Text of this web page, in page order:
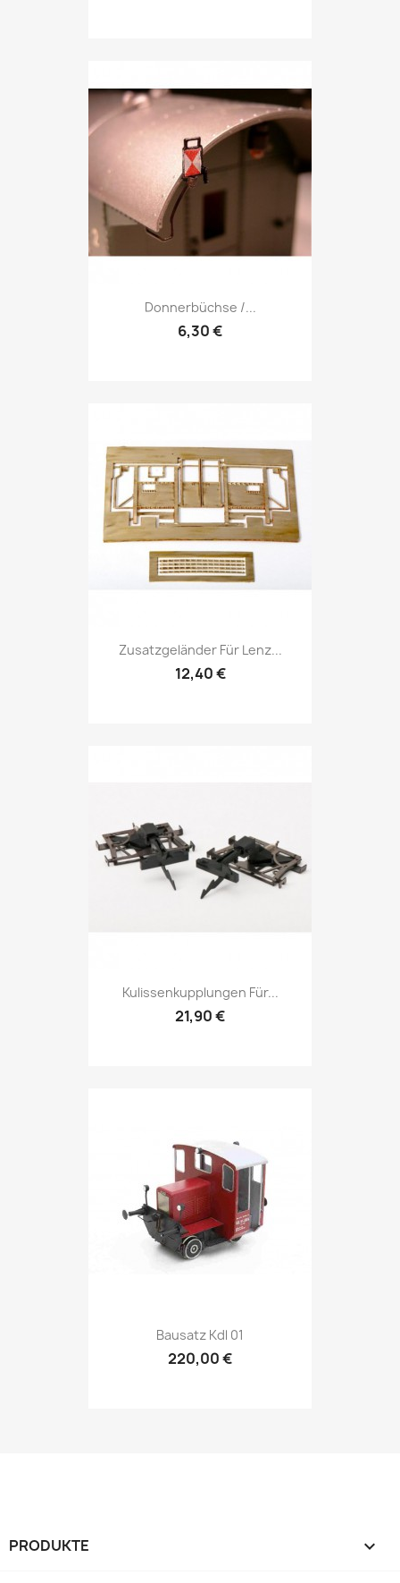
Donnerbüchse /...
6,30 €
Zusatzgeländer Für Lenz...
12,40 €
Kulissenkupplungen Für...
21,90 €
Bausatz Kdl 01
220,00 €
PRODUKTE 